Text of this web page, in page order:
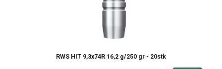
RWS HIT 9,3x74R 16,2 g/250 gr - 20stk